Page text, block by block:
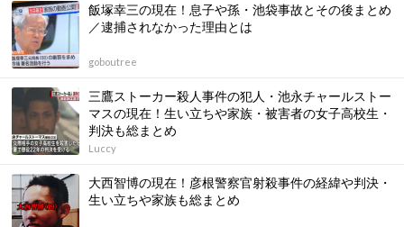
飯塚幸三の現在！息子や孫・池袋事故とその後まとめ
／逮捕されなかった理由とは
goboutree
三鷹ストーカー殺人事件の犯人・池永チャールストー
マスの現在！生い立ちや家族・被害者の女子高校生・
判決も総まとめ
Luccy
大西智博の現在！彦根警察官射殺事件の経緯や判決・
生い立ちや家族も総まとめ